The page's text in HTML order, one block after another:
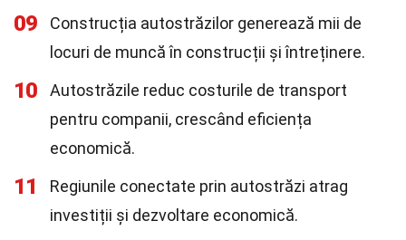
09
Construcția autostrăzilor generează mii de
locuri de muncă în construcții și întreținere.
10
Autostrăzile reduc costurile de transport
pentru companii, crescând eficiența
economică.
11
Regiunile conectate prin autostrăzi atrag
investiții și dezvoltare economică.